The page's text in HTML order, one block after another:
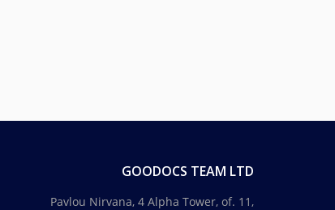
GOODOCS TEAM LTD
Pavlou Nirvana, 4 Alpha Tower, of. 11,